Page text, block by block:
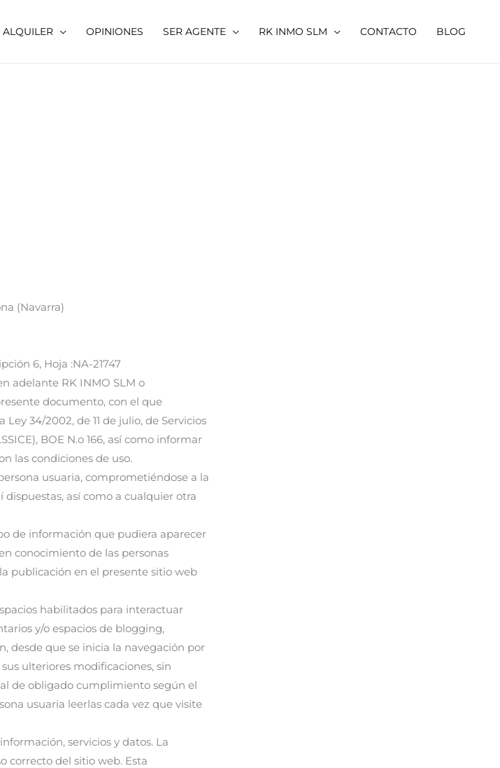
ALQUILER OPINIONES SER AGENTE RK INMO SLM CONTACTO BLOG
(Navarra)
6, Hoja :NA-21747
adelante RK INMO SLM o
documento, con el que
34/2002, de 11 de julio, de Servicios
BOE N.o 166, así como informar
las condiciones de uso.
usuaria, comprometiéndose a la
así como a cualquier otra
de información que pudiera aparecer
conocimiento de las personas
publicación en el presente sitio web
habilitados para interactuar
y/o espacios de blogging,
desde que se inicia la navegación por
ulteriores modificaciones, sin
de obligado cumplimiento según el
usuaria leerlas cada vez que visite
servicios y datos. La
correcto del sitio web. Esta